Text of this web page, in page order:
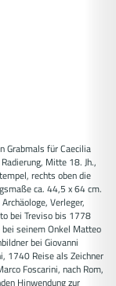
Grabmals für Caecilia
Mitte 18. Jh.,
rechts oben die
ca. 44,5 x 64 cm.
Verleger,
bei Treviso bis 1778
seinem Onkel Matteo
bei Giovanni
1740 Reise als Zeichner
Foscarini, nach Rom,
Hinwendung zur